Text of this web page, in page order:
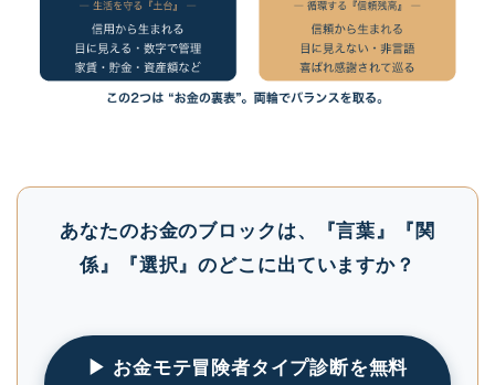
あなたのお金のブロックは、『言葉』『関
係』『選択』のどこに出ていますか？
▶ お金モテ冒険者タイプ診断を無料